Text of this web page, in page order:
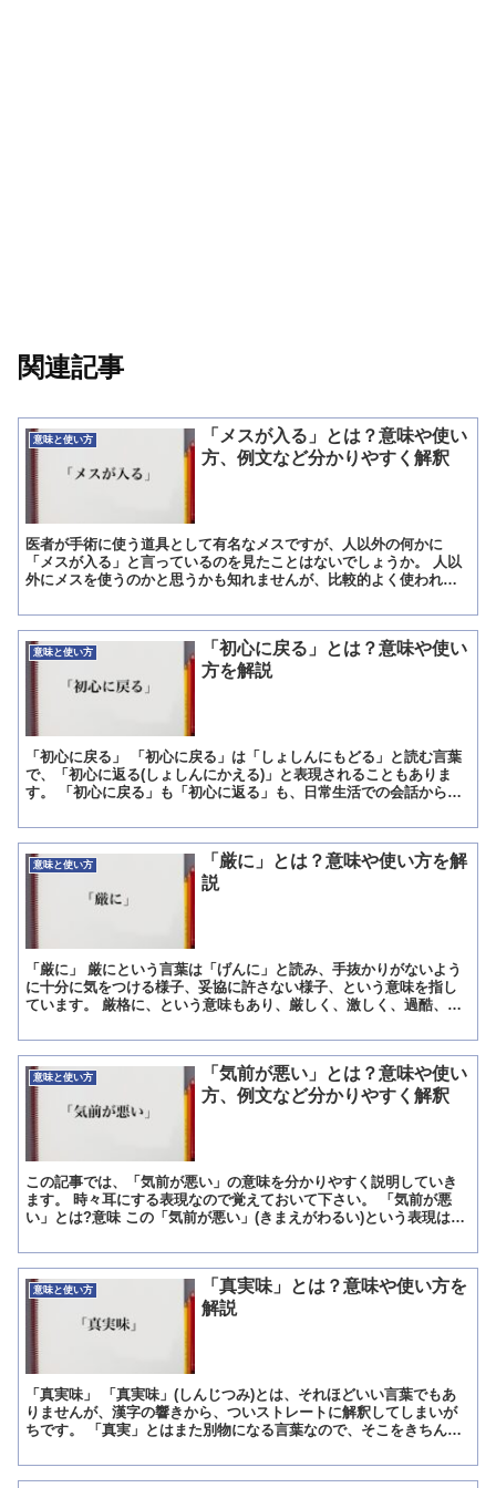
関連記事
意味と使い方
「メスが入る」とは？意味や使い
方、例文など分かりやすく解釈
医者が手術に使う道具として有名なメスですが、人以外の何かに
「メスが入る」と言っているのを見たことはないでしょうか。 人以
外にメスを使うのかと思うかも知れませんが、比較的よく使われる
意味と使い方
「初心に戻る」とは？意味や使い
方を解説
「初心に戻る」 「初心に戻る」は「しょしんにもどる」と読む言葉
で、「初心に返る(しょしんにかえる)」と表現されることもありま
す。 「初心に戻る」も「初心に返る」も、日常生活での会話からビ
意味と使い方
「厳に」とは？意味や使い方を解
説
「厳に」 厳にという言葉は「げんに」と読み、手抜かりがないよう
に十分に気をつける様子、妥協に許さない様子、という意味を指し
ています。 厳格に、という意味もあり、厳しく、激しく、過酷、厳
意味と使い方
「気前が悪い」とは？意味や使い
方、例文など分かりやすく解釈
この記事では、「気前が悪い」の意味を分かりやすく説明していき
ます。 時々耳にする表現なので覚えておいて下さい。 「気前が悪
い」とは?意味 この「気前が悪い」(きまえがわるい)という表現は
意味と使い方
「真実味」とは？意味や使い方を
解説
「真実味」 「真実味」(しんじつみ)とは、それほどいい言葉でもあ
りませんが、漢字の響きから、ついストレートに解釈してしまいが
ちです。 「真実」とはまた別物になる言葉なので、そこをきちんと